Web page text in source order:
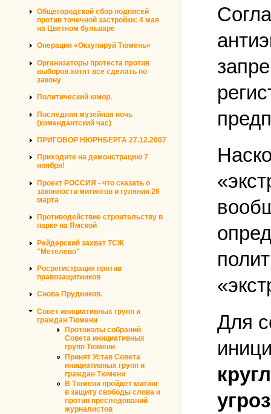
Общегородской сбор подписей
против точечной застройки: 4 мая
на Цветном бульваре
Операция «Оккупируй Тюмень»
Организаторы протеста против
выборов хотят все сделать по
закону
Политический юмор.
Последняя музейная ночь
(комендантский час)
ПРИГОВОР НЮРНБЕРГА 27.12.2007
Приходите на демонстрацию 7
ноября!
Проект РОССИЯ - что сказать о
законности митингов и гуляния 26
марта
Противодействие строительству в
парке на Ямской
Рейдерский захват ТСЖ
"Метелево"
Росрегистрация против
правозащитников
Снова Прудников.
Совет инициативных групп и
граждан Тюмени
Протоколы собраний
Совета инициативных
групп Тюмени
Принят Устав Совета
инициативных групп и
граждан Тюмени
В Тюмени пройдёт митинг
в защиту свободы слова и
против преследований
журналистов
Для